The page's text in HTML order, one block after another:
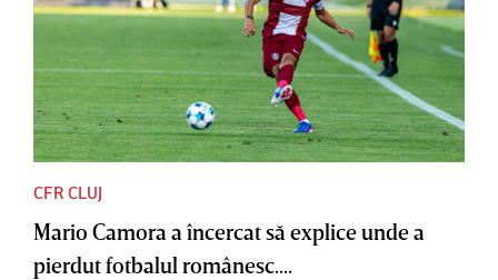
CFR CLUJ
Mario Camora a încercat să explice unde a
pierdut fotbalul românesc....